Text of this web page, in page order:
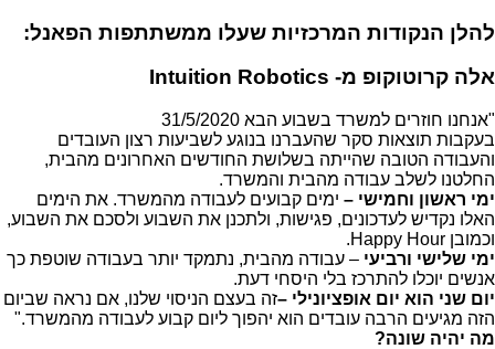
להלן הנקודות המרכזיות שעלו ממשתתפות הפאנל:
אלה קרוטוקופ מ- Intuition Robotics
"אנחנו חוזרים למשרד בשבוע הבא 31/5/2020
בעקבות תוצאות סקר שהעברנו בנוגע לשביעות רצון העובדים
והעבודה הטובה שהייתה בשלושת החודשים האחרונים מהבית,
החלטנו לשלב עבודה מהבית והמשרד.
ימי ראשון וחמישי – ימים קבועים לעבודה מהמשרד. את הימים
האלו נקדיש לעדכונים, פגישות, ולתכנן את השבוע ולסכם את השבוע,
וכמובן Happy Hour.
ימי שלישי ורביעי – עבודה מהבית, נתמקד יותר בעבודה שוטפת כך
אנשים יוכלו להתרכז בלי היסחי דעת.
יום שני הוא יום אופציונילי –זה בעצם הניסוי שלנו, אם נראה שביום
הזה מגיעים הרבה עובדים הוא יהפוך ליום קבוע לעבודה מהמשרד."
מה יהיה שונה?